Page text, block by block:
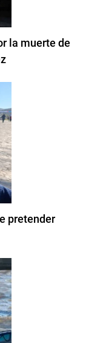
la muerte de
pretender